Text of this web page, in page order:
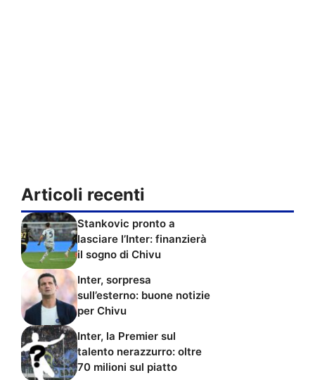
Articoli recenti
Stankovic pronto a
lasciare l’Inter: finanzierà
il sogno di Chivu
Inter, sorpresa
sull’esterno: buone notizie
per Chivu
Inter, la Premier sul
talento nerazzurro: oltre
70 milioni sul piatto